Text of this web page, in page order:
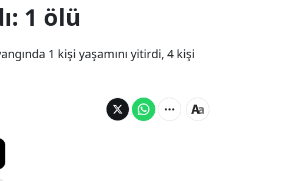
1 ölü
1 kişi yaşamını yitirdi, 4 kişi